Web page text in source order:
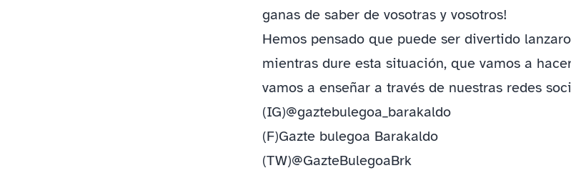
ganas de saber de vosotras y vosotros!
Hemos pensado que puede ser divertido
mientras dure esta situación, que vamos a
vamos a enseñar a través de nuestras redes
(IG)@gaztebulegoa_barakaldo
(F)Gazte bulegoa Barakaldo
(TW)@GazteBulegoaBrk